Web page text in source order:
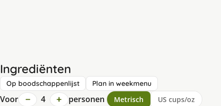
Ingrediënten
Op boodschappenlijst Plan in weekmenu
Voor − 4 + personen Metrisch US cups/oz